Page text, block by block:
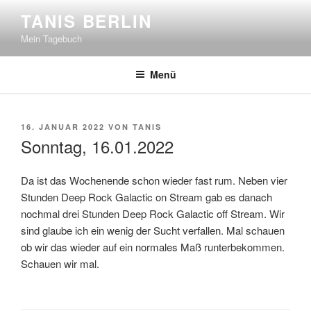
springen
TANIS BERLIN
Mein Tagebuch
Menü
VERÖFFENTLICHT
16. JANUAR 2022 VON TANIS
Sonntag, 16.01.2022
Da ist das Wochenende schon wieder fast rum. Neben vier
Stunden Deep Rock Galactic on Stream gab es danach
nochmal drei Stunden Deep Rock Galactic off Stream. Wir
sind glaube ich ein wenig der Sucht verfallen. Mal schauen
ob wir das wieder auf ein normales Maß runterbekommen.
Schauen wir mal.